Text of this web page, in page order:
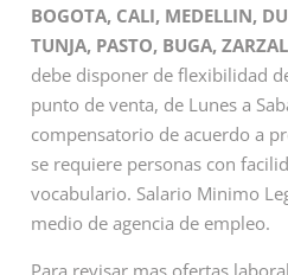
BOGOTA, CALI, MEDELLIN,
TUNJA, PASTO, BUGA,
debe disponer de flexibilidad
punto de venta, de Lunes a
compensatorio de acuerdo a
se requiere personas con
vocabulario. Salario Minimo
medio de agencia de empleo.